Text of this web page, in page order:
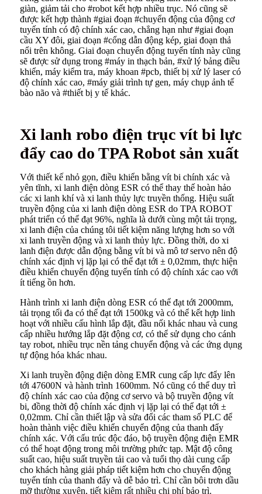
giàn, giảm tải cho #robot kết hợp nhiều trục. Nó cũng sẽ
được kết hợp thành #giai đoạn #chuyển động của động cơ
tuyến tính có độ chính xác cao, chẳng hạn như #giai đoạn
cầu XY đôi, giai đoạn #cổng dẫn động kép, giai đoạn thả
nổi trên không. Giai đoạn chuyển động tuyến tính này cũng
sẽ được sử dụng trong #máy in thạch bản, #xử lý bảng điều
khiển, máy kiểm tra, máy khoan #pcb, thiết bị xử lý laser có
độ chính xác cao, #máy giải trình tự gen, máy chụp ảnh tế
bào não và #thiết bị y tế khác.
Xi lanh robo điện trục vít bi lực
đẩy cao do TPA Robot sản xuất
Với thiết kế nhỏ gọn, điều khiển bằng vít bi chính xác và
yên tĩnh, xi lanh điện dòng ESR có thể thay thế hoàn hảo
các xi lanh khí và xi lanh thủy lực truyền thống. Hiệu suất
truyền động của xi lanh điện dòng ESR do TPA ROBOT
phát triển có thể đạt 96%, nghĩa là dưới cùng một tải trọng,
xi lanh điện của chúng tôi tiết kiệm năng lượng hơn so với
xi lanh truyền động và xi lanh thủy lực. Đồng thời, do xi
lanh điện được dẫn động bằng vít bi và mô tơ servo nên độ
chính xác định vị lặp lại có thể đạt tới ± 0,02mm, thực hiện
điều khiển chuyển động tuyến tính có độ chính xác cao với
ít tiếng ồn hơn.
Hành trình xi lanh điện dòng ESR có thể đạt tới 2000mm,
tải trọng tối đa có thể đạt tới 1500kg và có thể kết hợp linh
hoạt với nhiều cấu hình lắp đặt, đầu nối khác nhau và cung
cấp nhiều hướng lắp đặt động cơ, có thể sử dụng cho cánh
tay robot, nhiều trục nền tảng chuyển động và các ứng dụng
tự động hóa khác nhau.
Xi lanh truyền động điện dòng EMR cung cấp lực đẩy lên
tới 47600N và hành trình 1600mm. Nó cũng có thể duy trì
độ chính xác cao của động cơ servo và bộ truyền động vít
bi, đồng thời độ chính xác định vị lặp lại có thể đạt tới ±
0,02mm. Chỉ cần thiết lập và sửa đổi các tham số PLC để
hoàn thành việc điều khiển chuyển động của thanh đẩy
chính xác. Với cấu trúc độc đáo, bộ truyền động điện EMR
có thể hoạt động trong môi trường phức tạp. Mật độ công
suất cao, hiệu suất truyền tải cao và tuổi thọ dài cung cấp
cho khách hàng giải pháp tiết kiệm hơn cho chuyển động
tuyến tính của thanh đẩy và dễ bảo trì. Chỉ cần bôi trơn dầu
mỡ thường xuyên, tiết kiệm rất nhiều chi phí bảo trì.